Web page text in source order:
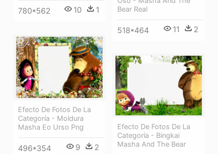
780*562 10 1
Bear Real
518*464 11 2
Efecto De Fotos De La
Categoría - Moldura
Masha Eo Urso Png
496*354 9 2
Efecto De Fotos De La
Categoría - Bingkai
Masha And The Bear